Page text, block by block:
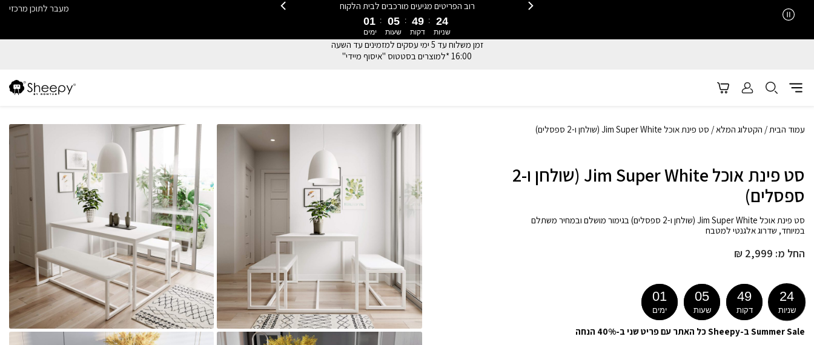
מעבר לתוכן מרכזי
זמן משלוח עד 5 ימי עסקים למזמינים עד השעה
16:00 *למוצרים בסטטוס "איסוף מיידי"
רוב הפריטים מגיעים מורכבים לבית הלקוח
01
ימים
05
שעות
49
דקות
23
שניות
עמוד הבית/ הקטלוג המלא/ סט פינת אוכל Jim Super White (שולחן ו-2 ספסלים)
סט פינת אוכל Jim Super White (שולחן ו-2
ספסלים)
סט פינת אוכל Jim Super White (שולחן ו-2 ספסלים) בגימור מושלם ובמחיר משתלם
במיוחד, שדרוג אלגנטי למטבח
החל מ: ₪ 2,999
01
ימים
05
שעות
49
דקות
23
שניות
Summer Sale ב-Sheepy כל האתר עם פריט שני ב-40% הנחה